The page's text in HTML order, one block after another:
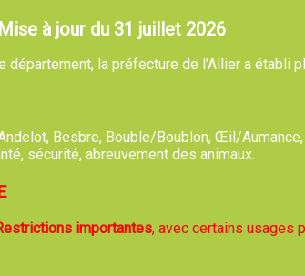
à jour du 31 juillet 2026
département, la préfecture de l’Allier a
Besbre, Bouble/Boublon, Œil/Aumance,
sécurité, abreuvement des animaux.
importantes, avec certains usages